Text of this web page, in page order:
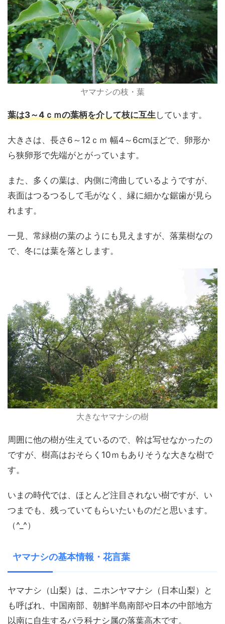
ヤマナシの枝・葉
葉は3～4ｃｍの葉柄を介して枝に互生しています。
大きさは、長さ6～12ｃｍ 幅4～6cmほどで、卵形か
ら狭卵形で先端がとがっています。
また、多くの葉は、内側に湾曲しているようですが、
表面はつるつるして毛がなく、縁に細かな鋸歯が見ら
れます。
一見、常緑樹の葉のようにも見えますが、落葉樹なの
で、冬には葉を落とします。
大きなヤマナシの樹
周囲に他の樹が生えているので、幹は写せなかったの
ですが、樹高はおそらく10ｍもありそうな大きな樹で
す。
いまの時代では、ほとんど注目されない樹ですが、い
つまでも、残っていてもらいたいものだと思います。
（^_^）
ヤマナシの基本情報・花言葉
ヤマナシ（山梨）は、ニホンヤマナシ（日本山梨）と
も呼ばれ、中国南部、朝鮮半島南部や日本の中部地方
以南に自生するバラ科ナシ属の落葉高木です。